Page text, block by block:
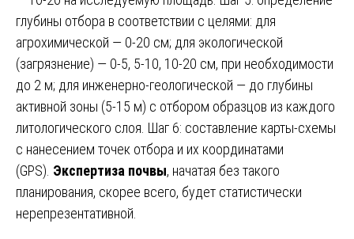
глубины отбора в соответствии с целями: для
агрохимической — 0-20 см; для экологической
(загрязнение) — 0-5, 5-10, 10-20 см, при необходимости
до 2 м; для инженерно-геологической — до глубины
активной зоны (5-15 м) с отбором образцов из каждого
литологического слоя. Шаг 6: составление карты-схемы
с нанесением точек отбора и их координатами
(GPS). Экспертиза почвы, начатая без такого
планирования, скорее всего, будет статистически
нерепрезентативной.